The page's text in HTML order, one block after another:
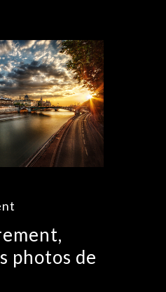
photos de